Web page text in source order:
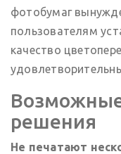
фотобумаг
пользователям
качество
решения
Не печатают